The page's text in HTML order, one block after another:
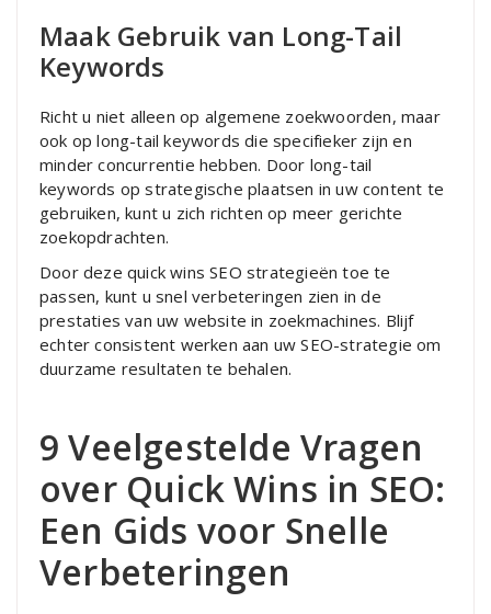
Maak Gebruik van Long-Tail
Keywords
Richt u niet alleen op algemene zoekwoorden, maar
ook op long-tail keywords die specifieker zijn en
minder concurrentie hebben. Door long-tail
keywords op strategische plaatsen in uw content te
gebruiken, kunt u zich richten op meer gerichte
zoekopdrachten.
Door deze quick wins SEO strategieën toe te
passen, kunt u snel verbeteringen zien in de
prestaties van uw website in zoekmachines. Blijf
echter consistent werken aan uw SEO-strategie om
duurzame resultaten te behalen.
9 Veelgestelde Vragen
over Quick Wins in SEO:
Een Gids voor Snelle
Verbeteringen